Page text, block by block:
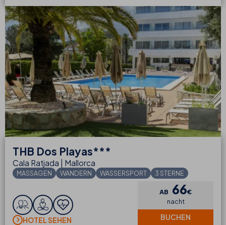
THB Dos Playas***
Cala Ratjada | Mallorca
MASSAGEN WANDERN WASSERSPORT 3 STERNE
HOTEL SEHEN
AB 66€
nacht
BUCHEN